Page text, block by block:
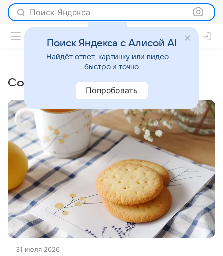
Поиск Яндекса
Соусы
31 июля 2026
Поиск Яндекса с Алисой AI
Найдёт ответ, картинку или видео —
быстро и точно
Попробовать